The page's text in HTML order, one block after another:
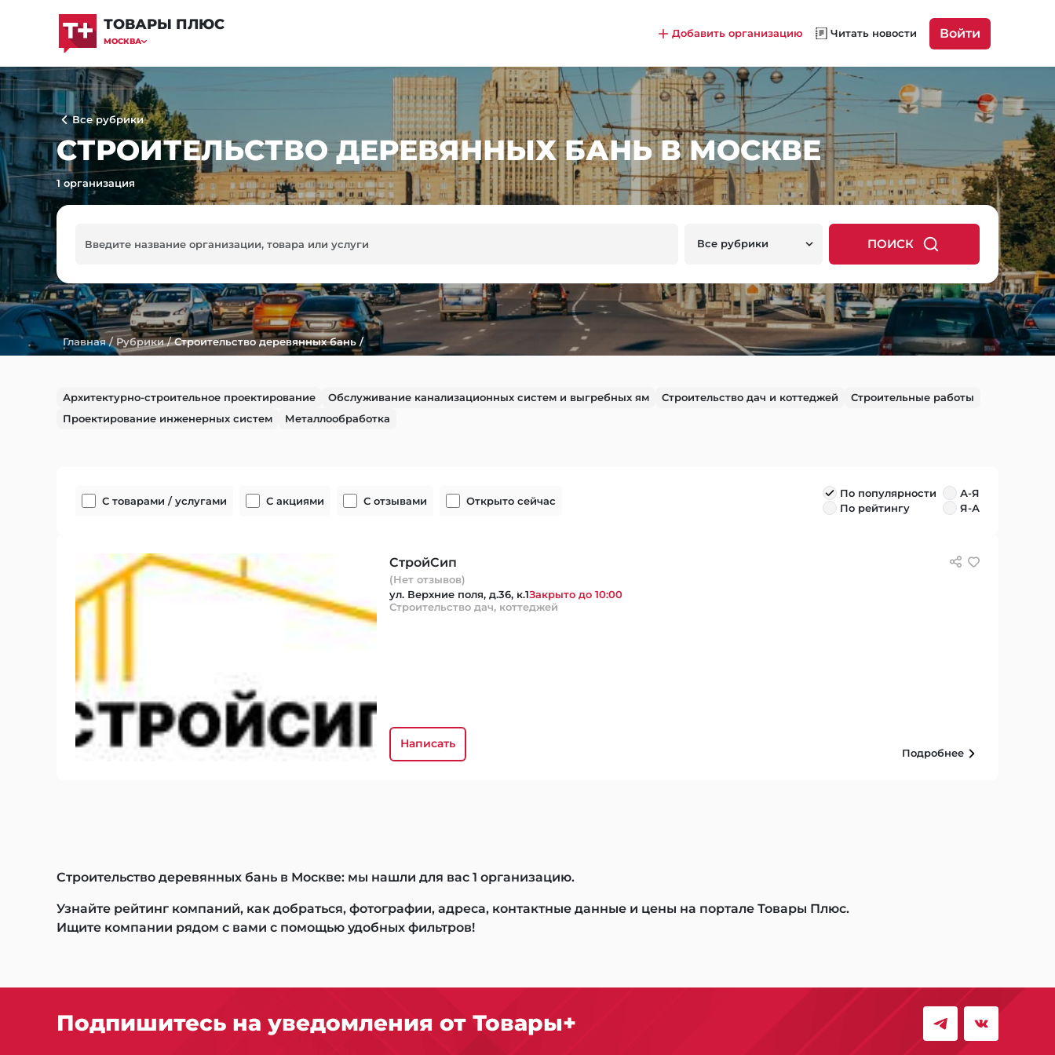
ТОВАРЫ ПЛЮС
МОСКВА
Добавить организацию Читать новости Войти
Все рубрики
СТРОИТЕЛЬСТВО ДЕРЕВЯННЫХ БАНЬ В МОСКВЕ
1 организация
Все рубрики ПОИСК
Главная/ Рубрики/Строительство деревянных бань /
Архитектурно-строительное проектирование Обслуживание канализационных систем и выгребных ям Строительство дач и коттеджей
Строительные работы
Проектирование инженерных систем
Металлообработка
С товарами / услугами С акциями С отзывами Открыто сейчас
По популярности
По рейтингу
А-Я
Я-А
CтройСип
(Нет отзывов)
ул. Верхние поля, д.36, к.1Закрыто до 10:00
Строительство дач, коттеджей
Написать
Подробнее
Строительство деревянных бань в Москве: мы нашли для вас 1 организацию.
Узнайте рейтинг компаний, как добраться, фотографии, адреса, контактные данные и цены на портале Товары Плюс.
Ищите компании рядом с вами с помощью удобных фильтров!
Подпишитесь на уведомления от Товары+